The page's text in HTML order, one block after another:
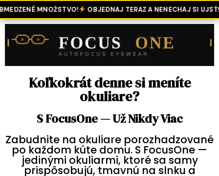
MNOŽSTVO! OBJEDNAJ TERAZ A NENECHAJ SI UJSŤ!
Koľkokrát denne si meníte
okuliare?
S FocusOne — Už Nikdy Viac
Zabudnite na okuliare porozhadzované
po každom kúte domu. S FocusOne —
jedinými okuliarmi, ktoré sa samy
prispôsobujú, tmavnú na slnku a